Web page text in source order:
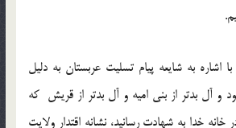
اشاره به شایعه پیام تسلیت عربستان به دلیل
و آل بدتر از بنی امیه و آل بدتر از قریش که
در خانه خدا به شهادت رسانید، نشانه اقتدار ولایت